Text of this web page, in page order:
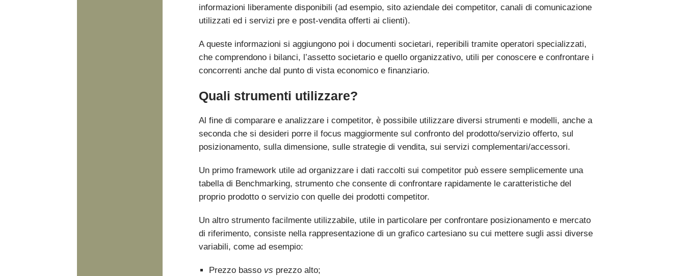
informazioni liberamente disponibili (ad esempio, sito aziendale dei competitor, canali di comunicazione
utilizzati ed i servizi pre e post-vendita offerti ai clienti).
A queste informazioni si aggiungono poi i documenti societari, reperibili tramite operatori specializzati,
che comprendono i bilanci, l’assetto societario e quello organizzativo, utili per conoscere e confrontare i
concorrenti anche dal punto di vista economico e finanziario.
Quali strumenti utilizzare?
Al fine di comparare e analizzare i competitor, è possibile utilizzare diversi strumenti e modelli, anche a
seconda che si desideri porre il focus maggiormente sul confronto del prodotto/servizio offerto, sul
posizionamento, sulla dimensione, sulle strategie di vendita, sui servizi complementari/accessori.
Un primo framework utile ad organizzare i dati raccolti sui competitor può essere semplicemente una
tabella di Benchmarking, strumento che consente di confrontare rapidamente le caratteristiche del
proprio prodotto o servizio con quelle dei prodotti competitor.
Un altro strumento facilmente utilizzabile, utile in particolare per confrontare posizionamento e mercato
di riferimento, consiste nella rappresentazione di un grafico cartesiano su cui mettere sugli assi diverse
variabili, come ad esempio:
Prezzo basso vs prezzo alto;